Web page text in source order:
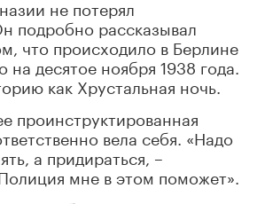
не потерял
подробно рассказывал
что происходило в Берлине
на десятое ноября 1938 года.
как Хрустальная ночь.
проинструктированная
вела себя. «Надо
а придираться, –
мне в этом поможет».